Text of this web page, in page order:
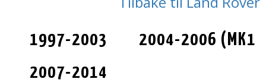
1997-2003
(MK1/L314)
2004-2006 (MK1
2007-2014